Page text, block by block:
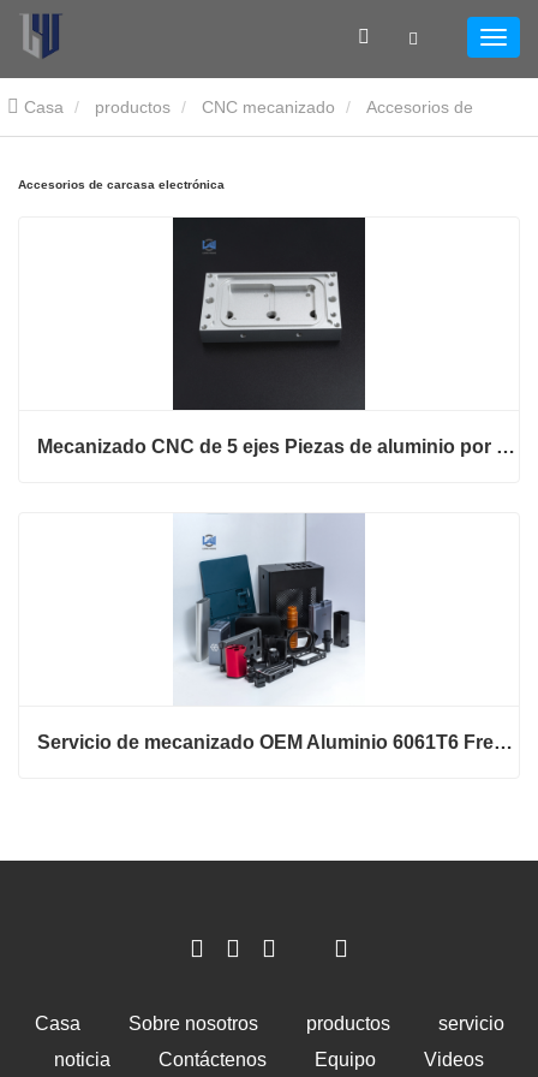
Casa productos CNC mecanizado
Accesorios de carcasa electrónica
Mecanizado CNC de 5 ejes Piezas de aluminio por encargo
Servicio de mecanizado OEM Aluminio 6061T6 Fresado CNC
Casa Sobre nosotros productos
servicio
noticia
Contáctenos Equipo Videos